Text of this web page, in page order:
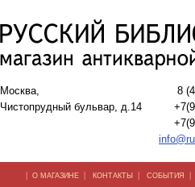
Москва,
Чистопрудный бульвар, д.14
8
| О МАГАЗИНЕ | КОНТАКТЫ | СОБЫТИЯ